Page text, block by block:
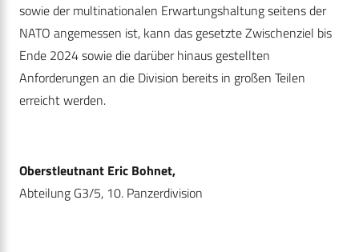
sowie der multinationalen Erwartungshaltung seitens der
NATO angemessen ist, kann das gesetzte Zwischenziel bis
Ende 2024 sowie die darüber hinaus gestellten
Anforderungen an die Division bereits in großen Teilen
erreicht werden.
Oberstleutnant Eric Bohnet,
Abteilung G3/5, 10. Panzerdivision